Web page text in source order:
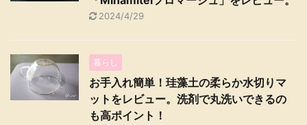
2024/4/29
暮らし
お手入れ簡単！珪藻土の柔らか水切りマ
ットをレビュー。洗剤で丸洗いできるの
も高ポイント！